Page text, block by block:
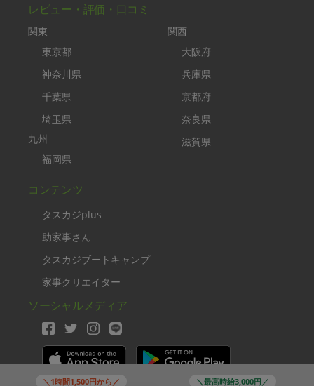
＼1時間1,500円から／ ＼最高時給3,000円／
レビュー・評価・口コミ
関東
東京都
神奈川県
千葉県
埼玉県
九州
福岡県
関西
大阪府
兵庫県
京都府
奈良県
滋賀県
コンテンツ
タスカジplus
助家事さん
タスカジブートキャンプ
家事クリエイター
ソーシャルメディア